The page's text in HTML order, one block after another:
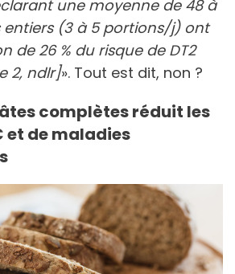
une moyenne de 48 à
(3 à 5 portions/j) ont
de 26 % du risque de DT2
2, ndlr]». Tout est dit, non ?
complètes réduit les
et de maladies